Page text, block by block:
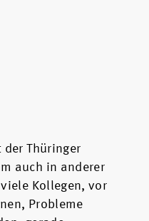
Thüringer
auch in anderer
Kollegen, vor
Probleme